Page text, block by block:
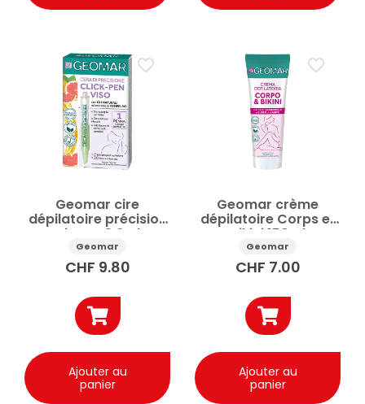
Geomar cire
dépilatoire précision
Visage 3.6ml
Geomar
CHF 9.80
Ajouter au
panier
Geomar crème
dépilatoire Corps et
Bikini 150ml
Geomar
CHF 7.00
Ajouter au
panier